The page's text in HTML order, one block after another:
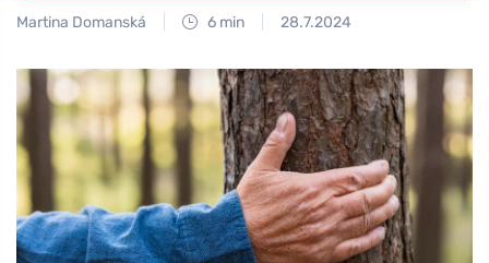
Martina Domanská 6 min 28.7.2024